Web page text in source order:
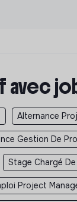
avec
Alternance
Gestion De
Stage Chargé
Project